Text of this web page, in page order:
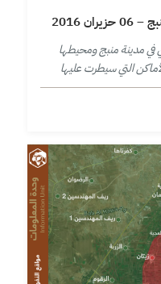
2016
مدينة منبج ومحيطها
كما تبين الأماكن التي سيطرت عليها
حملتها على المدينة